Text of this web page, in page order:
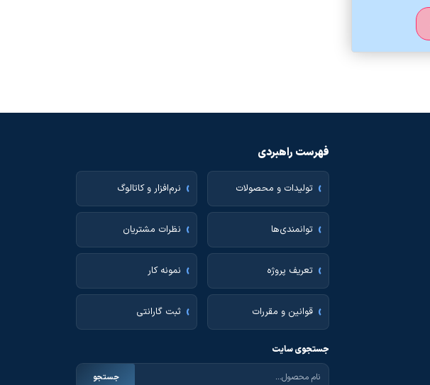
فهرست راهبردی
تولیدات و محصولات نرم‌افزار و کاتالوگ
توانمندی‌ها نظرات مشتریان
تعریف پروژه نمونه کار
قوانین و مقررات ثبت گارانتی
جستجوی سایت
جستجو